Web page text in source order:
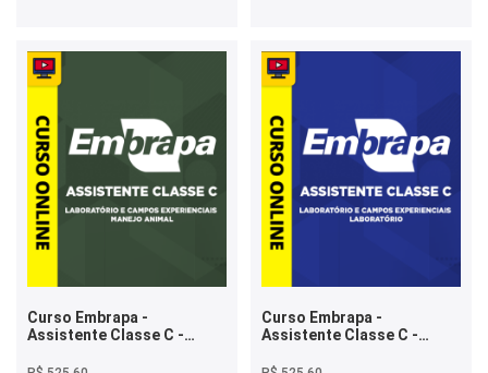
Curso Embrapa -
Assistente Classe C -
Experienciais - Manejo
Curso Embrapa -
Assistente Classe C -
Experienciais - Laboratório